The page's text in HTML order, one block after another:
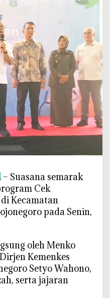
– Suasana semarak
Cek
Kecamatan
pada Senin,
oleh Menko
Kemenkes
Setyo Wahono,
serta jajaran